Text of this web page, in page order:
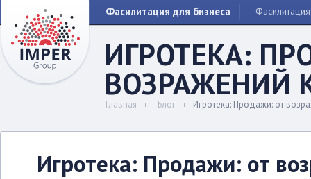
Фасилитация для бизнеса Фасилитация
ИГРОТЕКА:
ВОЗРАЖЕНИЙ
Главная Блог Игротека: Продажи: от
Игротека: Продажи: от